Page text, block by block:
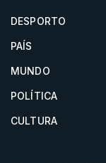
DESPORTO
PAÍS
MUNDO
POLÍTICA
CULTURA